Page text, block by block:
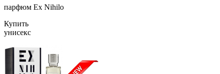
парфюм Ex Nihilo
Купить
унисекс